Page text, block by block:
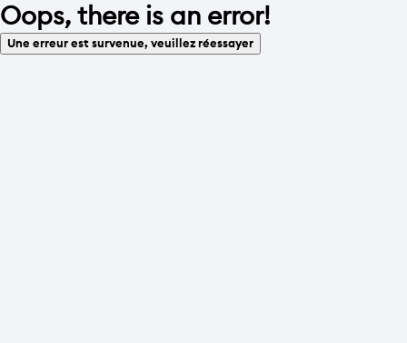
Oops, there is an error!
Une erreur est survenue, veuillez réessayer